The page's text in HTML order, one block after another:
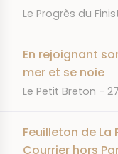
JOURNAL
Le Progrès du
En rejoignant
mer et se noie
JOURNAL
Le Petit Breton
Feuilleton de La
Courrier hors